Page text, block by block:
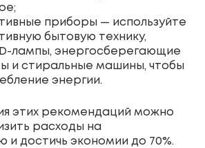
приборы — используйте
бытовую технику,
лампы, энергосберегающие
и стиральные машины, чтобы
энергии.
этих рекомендаций можно
расходы на
и достичь экономии до 70%.